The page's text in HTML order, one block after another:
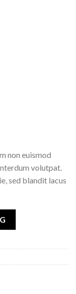
non euismod
volutpat.
sed blandit lacus